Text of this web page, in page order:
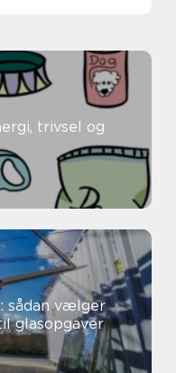
trivsel og
sådan vælger
glasopgaver